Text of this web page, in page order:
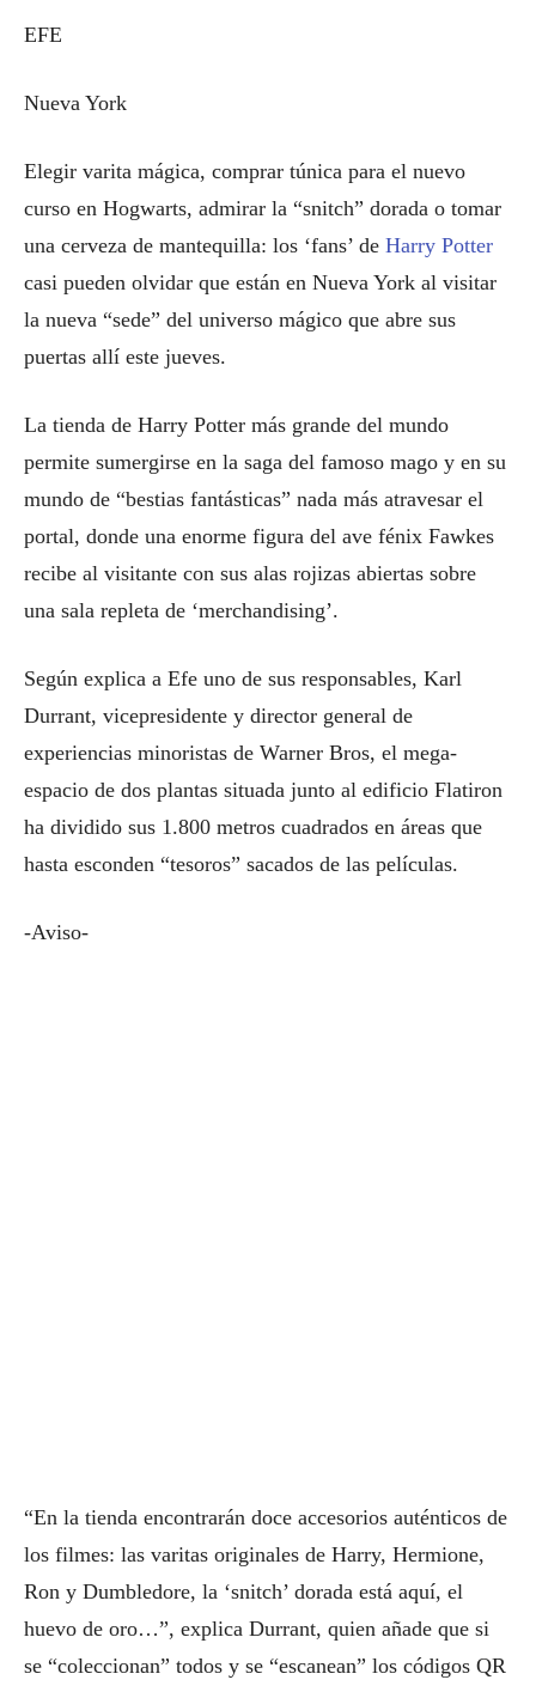
EFE
Nueva York
Elegir varita mágica, comprar túnica para el nuevo
curso en Hogwarts, admirar la “snitch” dorada o tomar
una cerveza de mantequilla: los ‘fans’ de Harry Potter
casi pueden olvidar que están en Nueva York al visitar
la nueva “sede” del universo mágico que abre sus
puertas allí este jueves.
La tienda de Harry Potter más grande del mundo
permite sumergirse en la saga del famoso mago y en su
mundo de “bestias fantásticas” nada más atravesar el
portal, donde una enorme figura del ave fénix Fawkes
recibe al visitante con sus alas rojizas abiertas sobre
una sala repleta de ‘merchandising’.
Según explica a Efe uno de sus responsables, Karl
Durrant, vicepresidente y director general de
experiencias minoristas de Warner Bros, el mega-
espacio de dos plantas situada junto al edificio Flatiron
ha dividido sus 1.800 metros cuadrados en áreas que
hasta esconden “tesoros” sacados de las películas.
-Aviso-
“En la tienda encontrarán doce accesorios auténticos de
los filmes: las varitas originales de Harry, Hermione,
Ron y Dumbledore, la ‘snitch’ dorada está aquí, el
huevo de oro…”, explica Durrant, quien añade que si
se “coleccionan” todos y se “escanean” los códigos QR